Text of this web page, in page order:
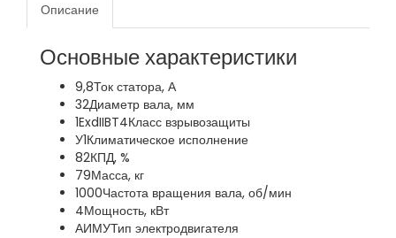
Описание
Основные характеристики
9,8Ток статора, А
32Диаметр вала, мм
1ExdIIBT4Класс взрывозащиты
У1Климатическое исполнение
82КПД, %
79Масса, кг
1000Частота вращения вала, об/мин
4Мощность, кВт
АИМУТип электродвигателя